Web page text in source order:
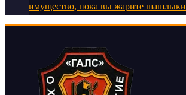
имущество, пока вы жарите шашлыки